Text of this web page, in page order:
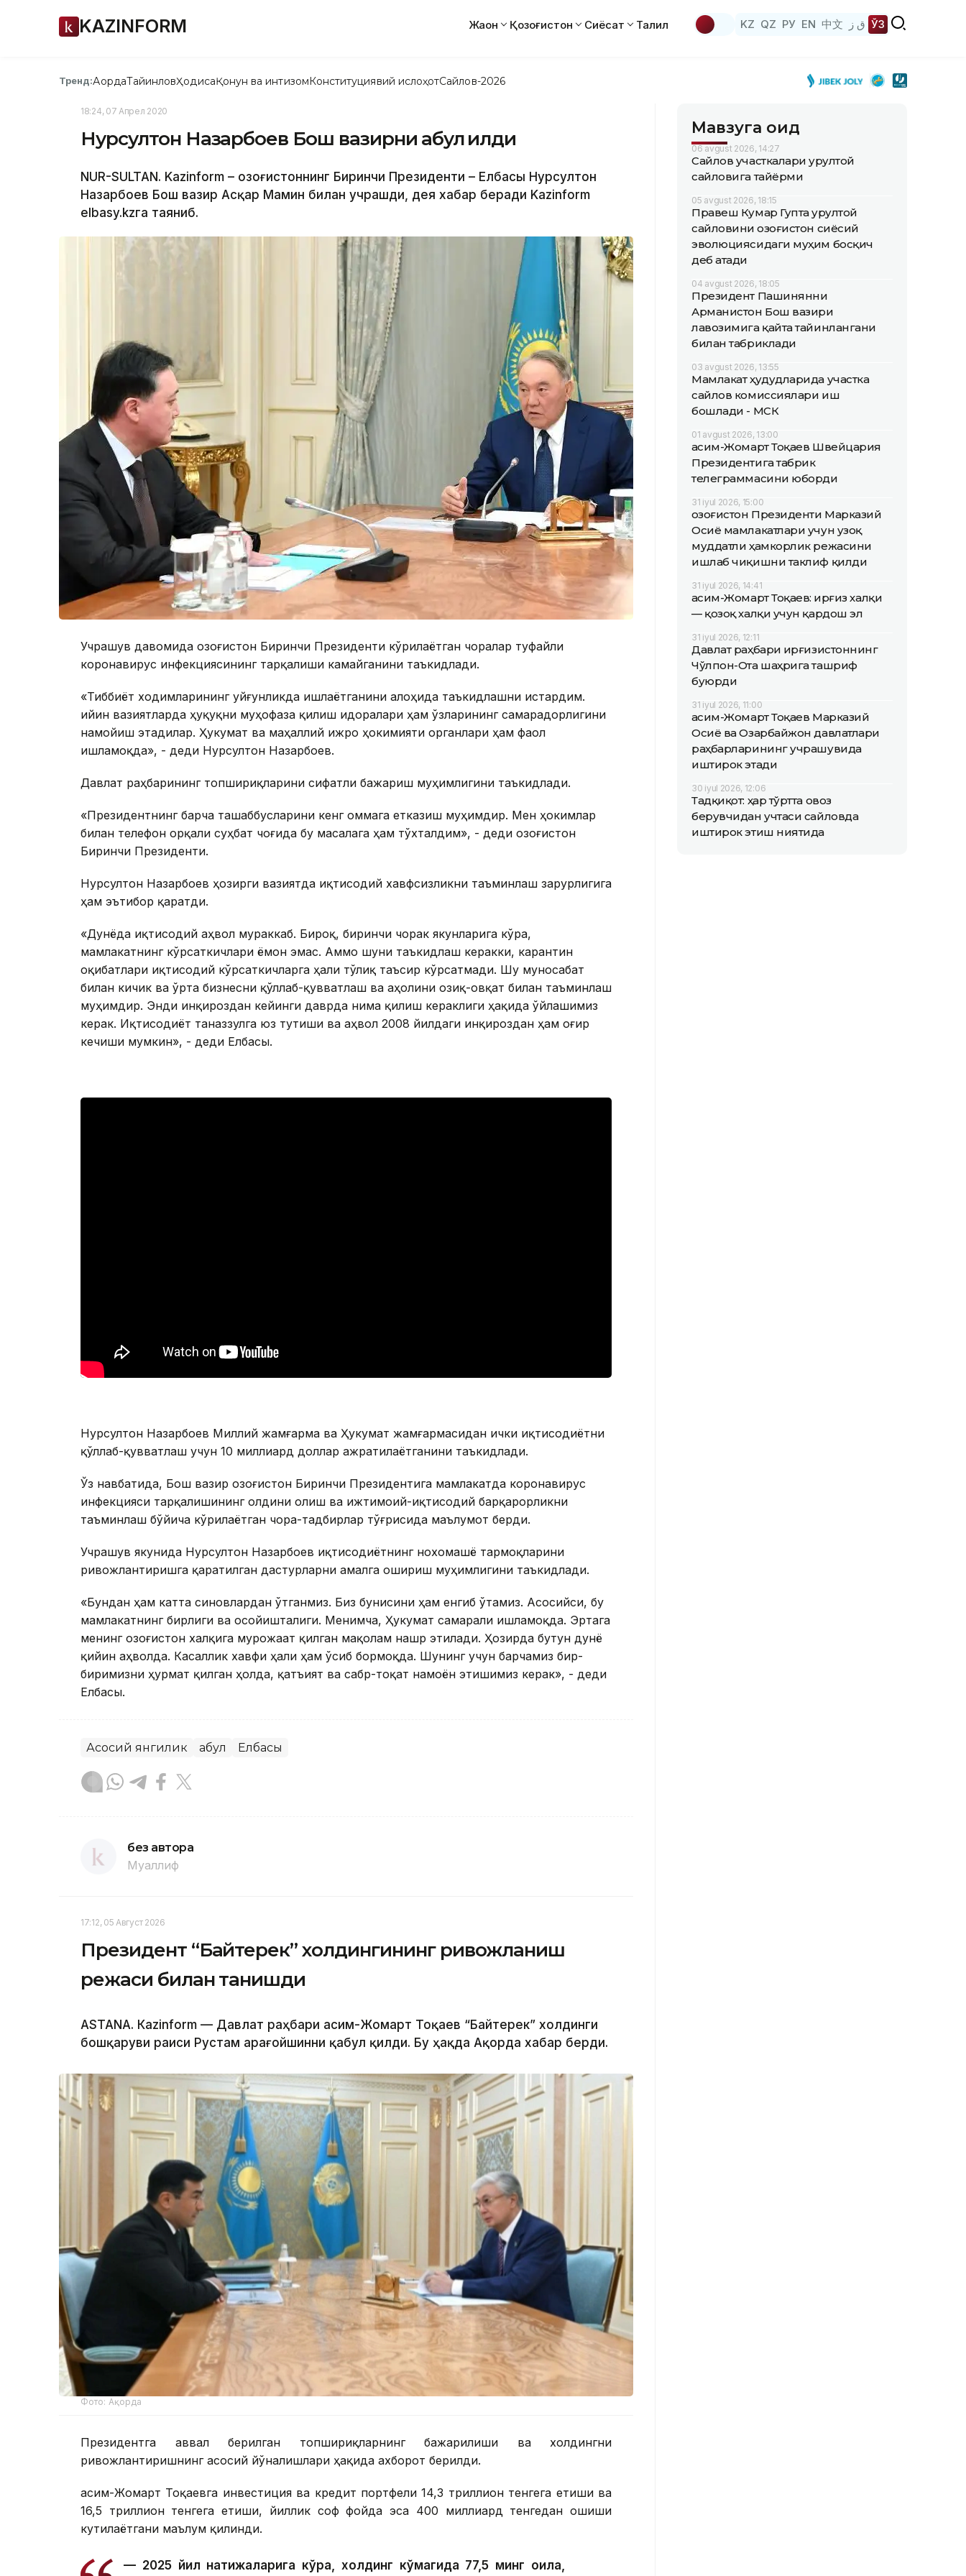
KAZINFORM Жаҳон Қозоғистон Сиёсат Таҳлил KZ QZ РУ EN 中文 ق ز ЎЗ
Тренд:АқордаТайинловҲодисаҚонун ва интизомКонституциявий ислоҳотСайлов-2026
18:24, 07 Апрел 2020
Нурсултон Назарбоев Бош вазирни қабул қилди
NUR-SULTAN. Kazinform – Қозоғистоннинг Биринчи Президенти – Елбасы Нурсултон
Назарбоев Бош вазир Асқар Мамин билан учрашди, дея хабар беради Kazinform
elbasy.kzга таяниб.
Учрашув давомида Қозоғистон Биринчи Президенти кўрилаётган чоралар туфайли
коронавирус инфекциясининг тарқалиши камайганини таъкидлади.
«Тиббиёт ходимларининг уйғунликда ишлаётганини алоҳида таъкидлашни истардим.
Қийин вазиятларда ҳуқуқни муҳофаза қилиш идоралари ҳам ўзларининг самарадорлигини
намойиш этадилар. Ҳукумат ва маҳаллий ижро ҳокимияти органлари ҳам фаол
ишламоқда», - деди Нурсултон Назарбоев.
Давлат раҳбарининг топшириқларини сифатли бажариш муҳимлигини таъкидлади.
«Президентнинг барча ташаббусларини кенг оммага етказиш муҳимдир. Мен ҳокимлар
билан телефон орқали суҳбат чоғида бу масалага ҳам тўхталдим», - деди Қозоғистон
Биринчи Президенти.
Нурсултон Назарбоев ҳозирги вазиятда иқтисодий хавфсизликни таъминлаш зарурлигига
ҳам эътибор қаратди.
«Дунёда иқтисодий аҳвол мураккаб. Бироқ, биринчи чорак якунларига кўра,
мамлакатнинг кўрсаткичлари ёмон эмас. Аммо шуни таъкидлаш керакки, карантин
оқибатлари иқтисодий кўрсаткичларга ҳали тўлиқ таъсир кўрсатмади. Шу муносабат
билан кичик ва ўрта бизнесни қўллаб-қувватлаш ва аҳолини озиқ-овқат билан таъминлаш
муҳимдир. Энди инқироздан кейинги даврда нима қилиш кераклиги ҳақида ўйлашимиз
керак. Иқтисодиёт таназзулга юз тутиши ва аҳвол 2008 йилдаги инқироздан ҳам оғир
кечиши мумкин», - деди Елбасы.
Нурсултон Назарбоев Миллий жамғарма ва Ҳукумат жамғармасидан ички иқтисодиётни
қўллаб-қувватлаш учун 10 миллиард доллар ажратилаётганини таъкидлади.
Ўз навбатида, Бош вазир Қозоғистон Биринчи Президентига мамлакатда коронавирус
инфекцияси тарқалишининг олдини олиш ва ижтимоий-иқтисодий барқарорликни
таъминлаш бўйича кўрилаётган чора-тадбирлар тўғрисида маълумот берди.
Учрашув якунида Нурсултон Назарбоев иқтисодиётнинг нохомашё тармоқларини
ривожлантиришга қаратилган дастурларни амалга ошириш муҳимлигини таъкидлади.
«Бундан ҳам катта синовлардан ўтганмиз. Биз бунисини ҳам енгиб ўтамиз. Асосийси, бу
мамлакатнинг бирлиги ва осойишталиги. Менимча, Ҳукумат самарали ишламоқда. Эртага
менинг Қозоғистон халқига мурожаат қилган мақолам нашр этилади. Ҳозирда бутун дунё
қийин аҳволда. Касаллик хавфи ҳали ҳам ўсиб бормоқда. Шунинг учун барчамиз бир-
биримизни ҳурмат қилган ҳолда, қатъият ва сабр-тоқат намоён этишимиз керак», - деди
Елбасы.
Асосий янгилик Қабул Елбасы
без автора
Муаллиф
17:12, 05 Август 2026
Президент “Байтерек” холдингининг ривожланиш
режаси билан танишди
ASTANА. Каzinform — Давлат раҳбари Қасим-Жомарт Тоқаев “Байтерек” холдинги
бошқаруви раиси Рустам Қарағойшинни қабул қилди. Бу ҳақда Ақорда хабар берди.
Фото: Ақорда
Президентга аввал берилган топшириқларнинг бажарилиши ва холдингни
ривожлантиришнинг асосий йўналишлари ҳақида ахборот берилди.
Қасим-Жомарт Тоқаевга инвестиция ва кредит портфели 14,3 триллион тенгега етиши ва
16,5 триллион тенгега етиши, йиллик соф фойда эса 400 миллиард тенгедан ошиши
кутилаётгани маълум қилинди.
— 2025 йил натижаларига кўра, холдинг кўмагида 77,5 минг оила,
Мавзуга оид
06 avgust 2026, 14:27
Сайлов участкалари Қурултой
сайловига тайёрми
05 avgust 2026, 18:15
Правеш Кумар Гупта Қурултой
сайловини Қозоғистон сиёсий
эволюциясидаги муҳим босқич
деб атади
04 avgust 2026, 18:05
Президент Пашинянни
Арманистон Бош вазири
лавозимига қайта тайинлангани
билан табриклади
03 avgust 2026, 13:55
Мамлакат ҳудудларида участка
сайлов комиссиялари иш
бошлади - МСК
01 avgust 2026, 13:00
Қасим-Жомарт Тоқаев Швейцария
Президентига табрик
телеграммасини юборди
31 iyul 2026, 15:00
Қозоғистон Президенти Марказий
Осиё мамлакатлари учун узоқ
муддатли ҳамкорлик режасини
ишлаб чиқишни таклиф қилди
31 iyul 2026, 14:41
Қасим-Жомарт Тоқаев: Қирғиз халқи
— қозоқ халқи учун қардош эл
31 iyul 2026, 12:11
Давлат раҳбари Қирғизистоннинг
Чўлпон-Ота шаҳрига ташриф
буюрди
31 iyul 2026, 11:00
Қасим-Жомарт Тоқаев Марказий
Осиё ва Озарбайжон давлатлари
раҳбарларининг учрашувида
иштирок этади
30 iyul 2026, 12:06
Тадқиқот: ҳар тўртта овоз
берувчидан учтаси сайловда
иштирок этиш ниятида